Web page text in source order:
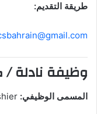
طريقة التقديم:
وظيفة نادلة /
المسمى الوظيفي: